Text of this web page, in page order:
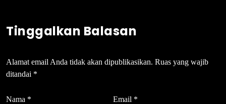
Tinggalkan Balasan
Alamat email Anda tidak akan dipublikasikan. Ruas yang wajib
ditandai *
Nama * Email *